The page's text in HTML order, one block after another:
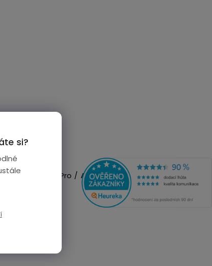
si?
GTR 3 Pro / Amazfit GTR 4 /